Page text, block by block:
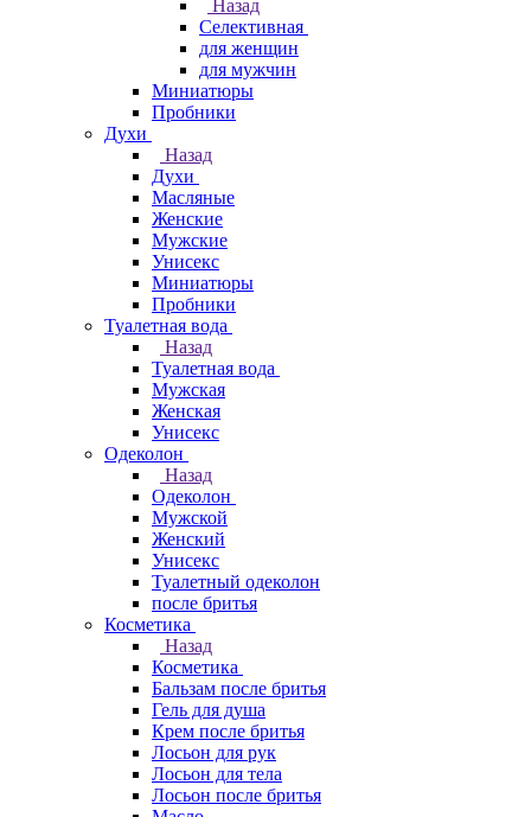
Назад
Селективная
для женщин
для мужчин
Миниатюры
Пробники
Духи
Назад
Духи
Масляные
Женские
Мужские
Унисекс
Миниатюры
Пробники
Туалетная вода
Назад
Туалетная вода
Мужская
Женская
Унисекс
Одеколон
Назад
Одеколон
Мужской
Женский
Унисекс
Туалетный одеколон
после бритья
Косметика
Назад
Косметика
Бальзам после бритья
Гель для душа
Крем после бритья
Лосьон для рук
Лосьон для тела
Лосьон после бритья